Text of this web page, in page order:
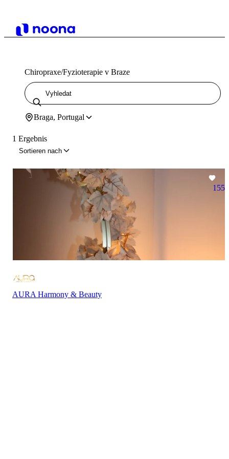
Chiropraxe/Fyzioterapie v Braze
Braga, Portugal
1 Ergebnis
Sortieren nach
155
AURA Harmony & Beauty